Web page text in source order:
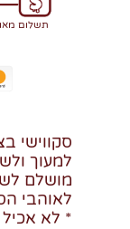
תשלום
סקווישי
למעוך
מושלם
לאוהבי
* לא אכיל